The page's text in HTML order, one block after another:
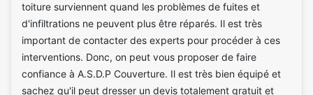
toiture surviennent quand les problèmes de fuites et
d'infiltrations ne peuvent plus être réparés. Il est très
important de contacter des experts pour procéder à ces
interventions. Donc, on peut vous proposer de faire
confiance à A.S.D.P Couverture. Il est très bien équipé et
sachez qu'il peut dresser un devis totalement gratuit et